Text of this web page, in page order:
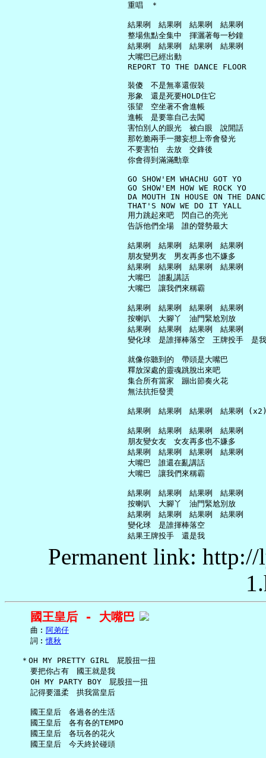
     重唱　＊
     結果咧　結果咧　結果咧　結果咧
     整場焦點全集中　揮灑著每一秒鐘
     結果咧　結果咧　結果咧　結果咧
     大嘴巴已經出動
     REPORT TO THE DANCE FLOOR
     裝傻　不是無辜還假裝
     形象　還是死要HOLD住它
     張望　空坐著不會進帳
     進帳　是要靠自己去闖
     害怕別人的眼光　被白眼　說閒話
     那乾脆兩手一攤妄想上帝會發光
     不要害怕　去放　交鋒後
     你會得到滿滿勳章
     GO SHOW'EM WHACHU GOT YO
     GO SHOW'EM HOW WE ROCK YO
DA MOUTH IN HOUSE ON THE
     THAT'S NOW WE DO IT YALL
     用力跳起來吧　閃自己的亮光
     告訴他們全場　誰的聲勢最大
     結果咧　結果咧　結果咧　結果咧
     朋友變男友　男友再多也不嫌多
     結果咧　結果咧　結果咧　結果咧
     大嘴巴　誰亂講話
     大嘴巴　讓我們來稱霸
     結果咧　結果咧　結果咧　結果咧
     按喇叭　大腳丫　油門緊尬別放
     結果咧　結果咧　結果咧　結果咧
     變化球　是誰揮棒落空　王牌投手　是我
     就像你聽到的　帶頭是大嘴巴
     釋放深處的靈魂跳脫出來吧
     集合所有當家　蹦出節奏火花
     無法抗拒發燙
結果咧　結果咧　結果咧　結果咧
     結果咧　結果咧　結果咧　結果咧
     朋友變女友　女友再多也不嫌多
     結果咧　結果咧　結果咧　結果咧
     大嘴巴　誰還在亂講話
     大嘴巴　讓我們來稱霸
     結果咧　結果咧　結果咧　結果咧
     按喇叭　大腳丫　油門緊尬別放
     結果咧　結果咧　結果咧　結果咧
     變化球　是誰揮棒落空
Permanent link:
國王皇后 - 大嘴巴
     曲︰
阿弟仔
     詞︰
懷秋
   ＊OH MY PRETTY GIRL　屁股扭一扭
     要把你占有　國王就是我
     OH MY PARTY BOY　屁股扭一扭
     記得要溫柔　拱我當皇后
     國王皇后　各過各的生活
     國王皇后　各有各的TEMPO
     國王皇后　各玩各的花火
     國王皇后　今天終於碰頭